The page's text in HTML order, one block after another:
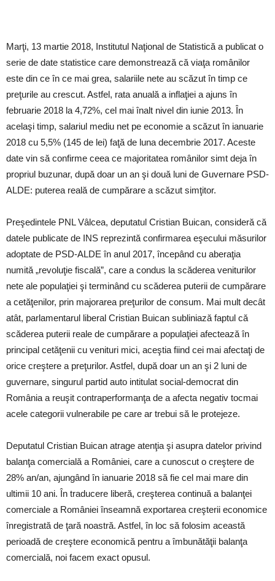
Marţi, 13 martie 2018, Institutul Naţional de Statistică a publicat o
serie de date statistice care demonstrează că viaţa românilor
este din ce în ce mai grea, salariile nete au scăzut în timp ce
preţurile au crescut. Astfel, rata anuală a inflaţiei a ajuns în
februarie 2018 la 4,72%, cel mai înalt nivel din iunie 2013. În
acelaşi timp, salariul mediu net pe economie a scăzut în ianuarie
2018 cu 5,5% (145 de lei) faţă de luna decembrie 2017. Aceste
date vin să confirme ceea ce majoritatea românilor simt deja în
propriul buzunar, după doar un an şi două luni de Guvernare PSD-
ALDE: puterea reală de cumpărare a scăzut simţitor.
Preşedintele PNL Vâlcea, deputatul Cristian Buican, consideră că
datele publicate de INS reprezintă confirmarea eşecului măsurilor
adoptate de PSD-ALDE în anul 2017, începând cu aberaţia
numită „revoluţie fiscală”, care a condus la scăderea veniturilor
nete ale populaţiei şi terminând cu scăderea puterii de cumpărare
a cetăţenilor, prin majorarea preţurilor de consum. Mai mult decât
atât, parlamentarul liberal Cristian Buican subliniază faptul că
scăderea puterii reale de cumpărare a populaţiei afectează în
principal cetăţenii cu venituri mici, aceştia fiind cei mai afectaţi de
orice creştere a preţurilor. Astfel, după doar un an şi 2 luni de
guvernare, singurul partid auto intitulat social-democrat din
România a reuşit contraperformanţa de a afecta negativ tocmai
acele categorii vulnerabile pe care ar trebui să le protejeze.
Deputatul Cristian Buican atrage atenţia şi asupra datelor privind
balanţa comercială a României, care a cunoscut o creştere de
28% an/an, ajungând în ianuarie 2018 să fie cel mai mare din
ultimii 10 ani. În traducere liberă, creşterea continuă a balanţei
comerciale a României înseamnă exportarea creşterii economice
înregistrată de ţară noastră. Astfel, în loc să folosim această
perioadă de creştere economică pentru a îmbunătăţii balanţa
comercială, noi facem exact opusul.